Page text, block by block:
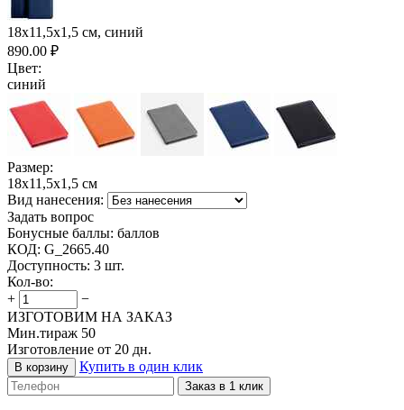
18х11,5х1,5 см, синий
890.00 ₽
Цвет:
синий
Размер:
18х11,5х1,5 см
Вид нанесения:
Задать вопрос
Бонусные баллы: баллов
КОД: G_2665.40
Доступность: 3 шт.
Кол-во:
+
−
ИЗГОТОВИМ НА ЗАКАЗ
Мин.тираж 50
Изготовление от 20 дн.
В корзину Купить в один клик
Заказ в 1 клик